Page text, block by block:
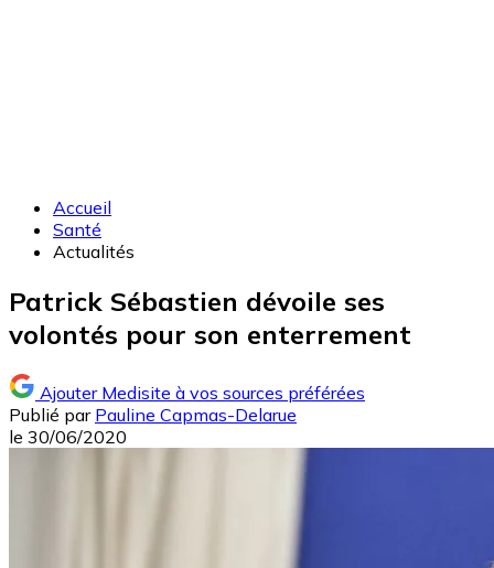
Accueil
Santé
Actualités
Patrick Sébastien dévoile ses
volontés pour son enterrement
Ajouter Medisite à vos sources préférées
Publié par Pauline Capmas-Delarue
le 30/06/2020